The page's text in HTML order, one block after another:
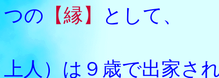
つの 【縁】
として、
勢至丸
上人）は９歳で出家さ